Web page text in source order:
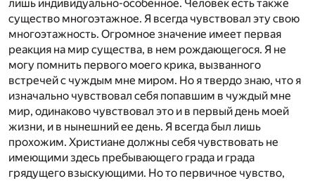
лишь индивидуально-особенное. Человек есть также
существо многоэтажное. Я всегда чувствовал эту свою
многоэтажность. Огромное значение имеет первая
реакция на мир существа, в нем рождающегося. Я не
могу помнить первого моего крика, вызванного
встречей с чуждым мне миром. Но я твердо знаю, что я
изначально чувствовал себя попавшим в чуждый мне
мир, одинаково чувствовал это и в первый день моей
жизни, и в нынешний ее день. Я всегда был лишь
прохожим. Христиане должны себя чувствовать не
имеющими здесь пребывающего града и града
грядущего взыскующими. Но то первичное чувство,